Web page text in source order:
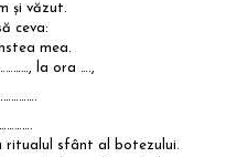
şi văzut.
ceva:
mea.
la ora ….,
ritualul sfânt al botezului.